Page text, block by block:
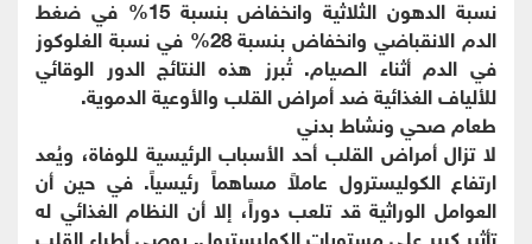
نسبة الدهون الثلاثية وانخفاض بنسبة 15% في ضغط
الدم الانقباضي وانخفاض بنسبة 28% في نسبة الغلوكوز
في الدم أثناء الصيام. تُبرز هذه النتائج الدور الوقائي
للألياف الغذائية ضد أمراض القلب والأوعية الدموية.
طعام صحي ونشاط بدني
لا تزال أمراض القلب أحد الأسباب الرئيسية للوفاة، ويُعد
ارتفاع الكوليسترول عاملاً مساهماً رئيسياً. في حين أن
العوامل الوراثية قد تلعب دوراً، إلا أن النظام الغذائي له
تأثير كبير على مستويات الكوليسترول. يوصي أطباء القلب